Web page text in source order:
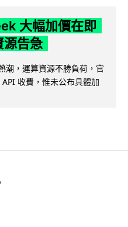
大幅加價在即
源告急
潮，運算資源不勝負荷，官
收費，惟未公布具體加